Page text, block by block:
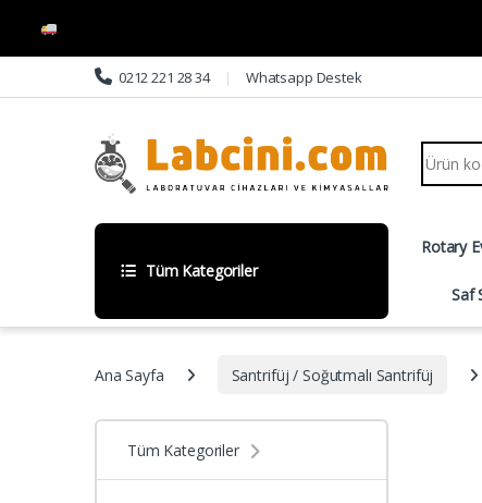
Skip to navigation
Skip to content 0212 221 28 34 Whatsapp Destek
Search
Tüm Kategoriler
Rotary
Saf
Ana Sayfa Santrifüj / Soğutmalı Santrifüj
Tüm Kategoriler